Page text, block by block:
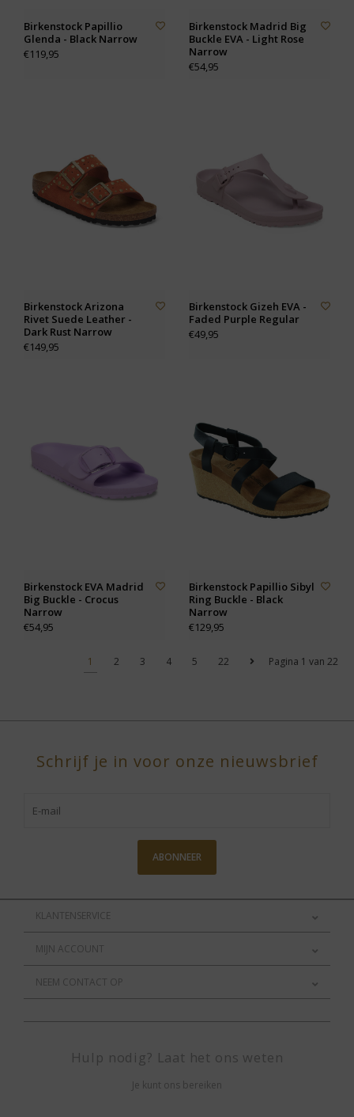
Birkenstock Papillio
Glenda - Black Narrow
€119,95
Birkenstock Madrid Big
Buckle EVA - Light Rose
Narrow
€54,95
Birkenstock Arizona
Rivet Suede Leather -
Dark Rust Narrow
€149,95
Birkenstock Gizeh EVA -
Faded Purple Regular
€49,95
Birkenstock EVA Madrid
Big Buckle - Crocus
Narrow
€54,95
Birkenstock Papillio Sibyl
Ring Buckle - Black
Narrow
€129,95
Pagina 1 van 22
1 2 3 4 5 22
Schrijf je in voor onze nieuwsbrief
ABONNEER
KLANTENSERVICE
MIJN ACCOUNT
NEEM CONTACT OP
Hulp nodig? Laat het ons weten
Je kunt ons bereiken